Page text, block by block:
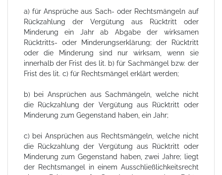
a) für Ansprüche aus Sach- oder Rechtsmängeln auf
Rückzahlung der Vergütung aus Rücktritt oder
Minderung ein Jahr ab Abgabe der wirksamen
Rücktritts- oder Minderungserklärung; der Rücktritt
oder die Minderung sind nur wirksam, wenn sie
innerhalb der Frist des lit. b) für Sachmängel bzw. der
Frist des lit. c) für Rechtsmängel erklärt werden;
b) bei Ansprüchen aus Sachmängeln, welche nicht
die Rückzahlung der Vergütung aus Rücktritt oder
Minderung zum Gegenstand haben, ein Jahr;
c) bei Ansprüchen aus Rechtsmängeln, welche nicht
die Rückzahlung der Vergütung aus Rücktritt oder
Minderung zum Gegenstand haben, zwei Jahre; liegt
der Rechtsmangel in einem Ausschließlichkeitsrecht